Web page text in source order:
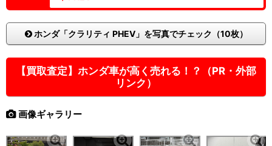
ホンダ「クラリティ PHEV」を写真でチェック（10枚）
【買取査定】ホンダ車が高く売れる！？（PR・外部
リンク）
画像ギャラリー